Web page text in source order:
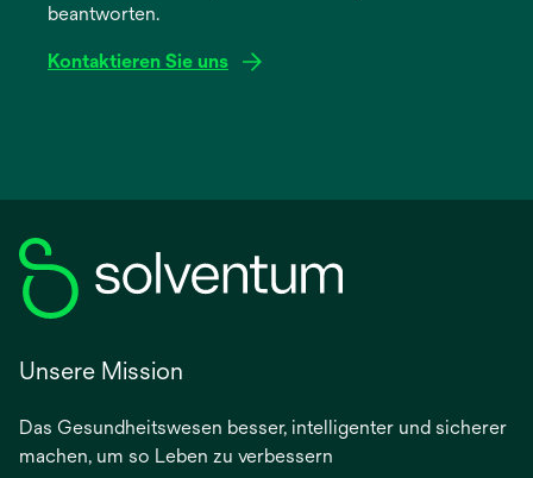
Registerkarte
beantworten.
Kontaktieren Sie uns
Unsere Mission
Das Gesundheitswesen besser, intelligenter und sicherer
machen, um so Leben zu verbessern